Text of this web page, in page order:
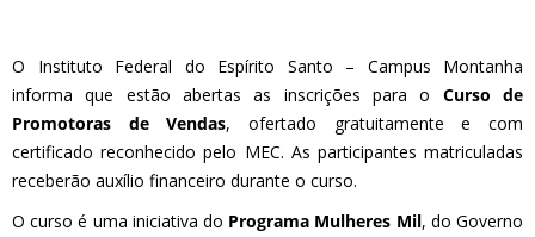
O Instituto Federal do Espírito Santo – Campus Montanha
informa que estão abertas as inscrições para o Curso de
Promotoras de Vendas, ofertado gratuitamente e com
certificado reconhecido pelo MEC. As participantes matriculadas
receberão auxílio financeiro durante o curso.
O curso é uma iniciativa do Programa Mulheres Mil, do Governo